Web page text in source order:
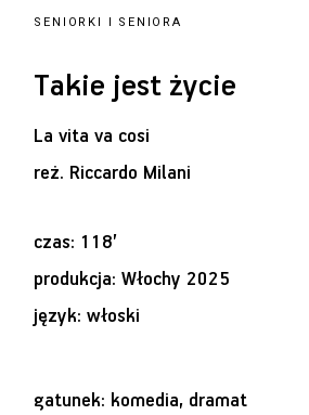
SENIORKI I SENIORA
Takie jest życie
La vita va cosi
reż. Riccardo Milani
czas: 118’
produkcja: Włochy 2025
język: włoski
gatunek: komedia, dramat